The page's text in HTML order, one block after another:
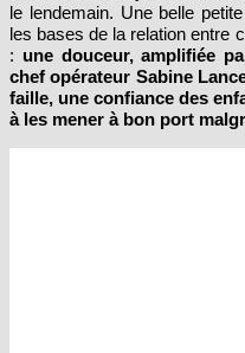
le lendemain. Une belle
les bases de la relation entre
: une douceur, amplifiée
chef opérateur Sabine
faille, une confiance des
à les mener à bon port